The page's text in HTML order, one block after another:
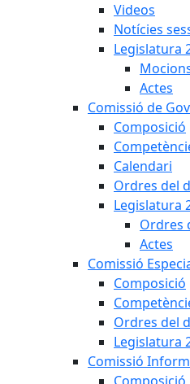
Videos
Notícies
Legislatura
Actes
Comissió de
Composició
Calendari
Ordres del
Legislatura
Ordres
Actes
Comissió
Composició
Ordres del
Legislatura
Comissió